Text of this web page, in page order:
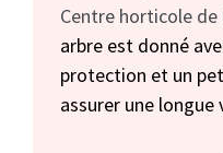
Centre horticole de
arbre est donné
protection et un
assurer une longue